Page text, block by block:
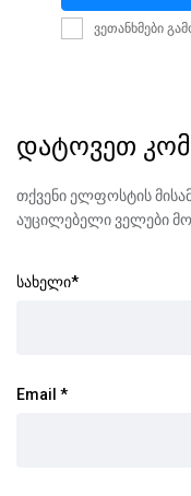
ვეთანხმები
დატოვეთ
თქვენი ელფოსტის
აუცილებელი ველები
სახელი*
Email *